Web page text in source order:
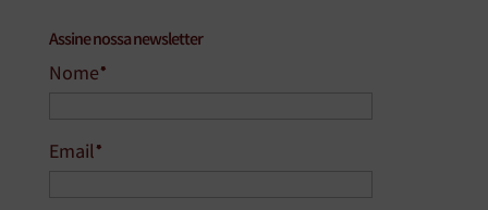
Assine nossa newsletter
Nome*
Email*